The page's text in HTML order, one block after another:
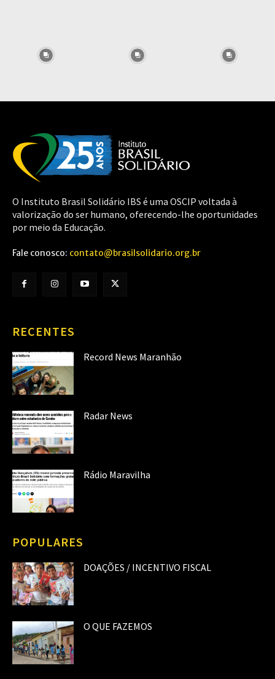
O Instituto Brasil Solidário IBS é uma OSCIP voltada à
valorização do ser humano, oferecendo-lhe oportunidades
por meio da Educação.
Fale conosco: contato@brasilsolidario.org.br
RECENTES
Record News Maranhão
Radar News
Rádio Maravilha
POPULARES
DOAÇÕES / INCENTIVO FISCAL
O QUE FAZEMOS